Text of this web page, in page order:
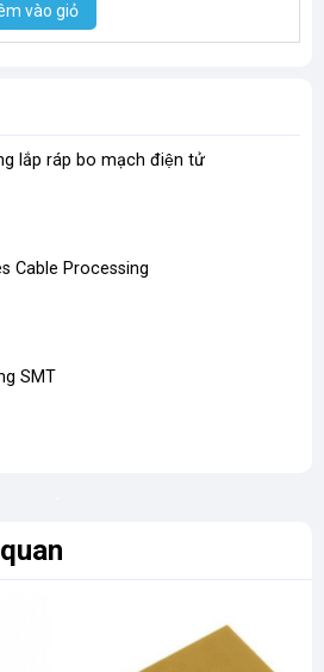
vào giỏ
lắp ráp bo mạch điện tử
Cable Processing
SMT